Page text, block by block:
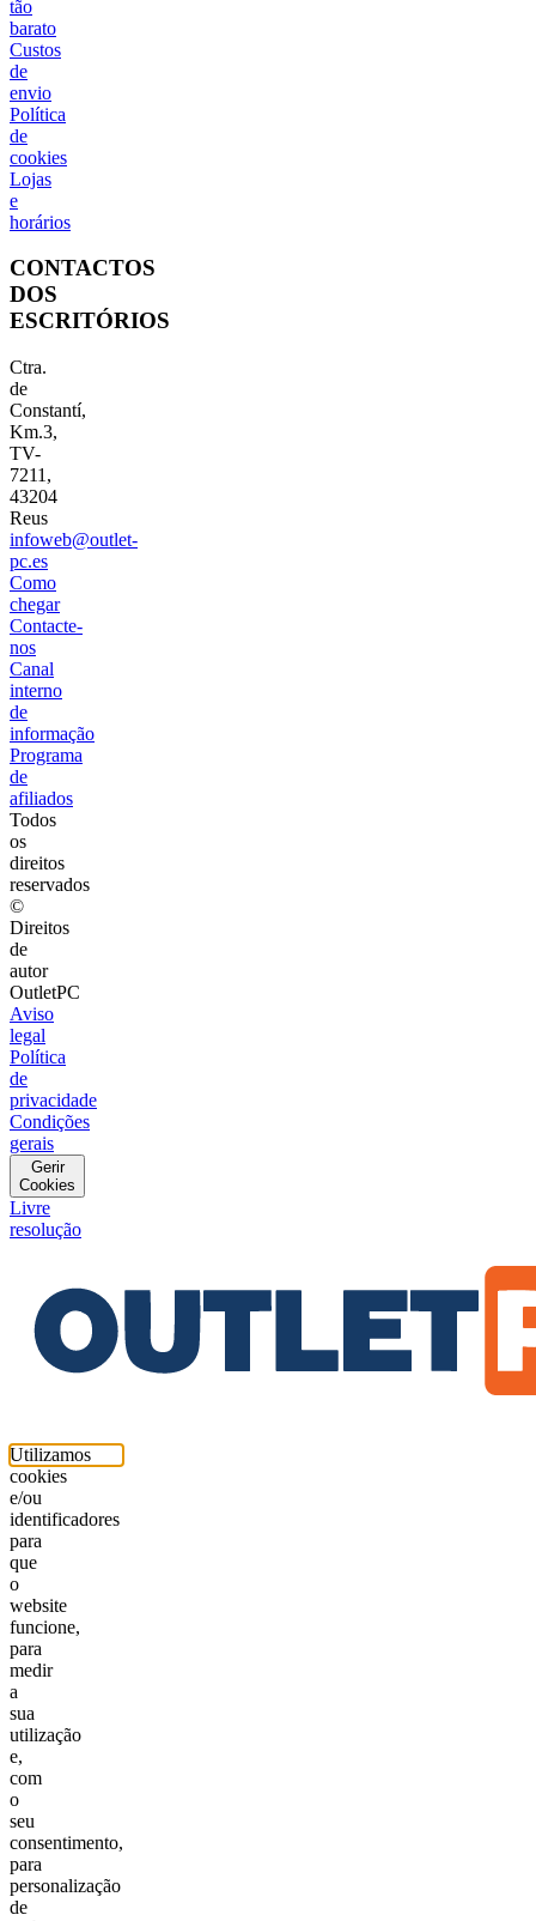
tão
barato
Custos
de
envio
Política
de
cookies
Lojas
e
horários
CONTACTOS
DOS
ESCRITÓRIOS
Ctra.
de
Constantí,
Km.3,
TV-
7211,
43204
Reus
infoweb@outlet-
pc.es
Como
chegar
Contacte-
nos
Canal
interno
de
informação
Programa
de
afiliados
Todos
os
direitos
reservados
©
Direitos
de
autor
OutletPC
Aviso
legal
Política
de
privacidade
Condições
gerais
Gerir
Cookies
Livre
resolução
Utilizamos
cookies
e/ou
identificadores
para
que
o
website
funcione,
para
medir
a
sua
utilização
e,
com
o
seu
consentimento,
para
personalização
de